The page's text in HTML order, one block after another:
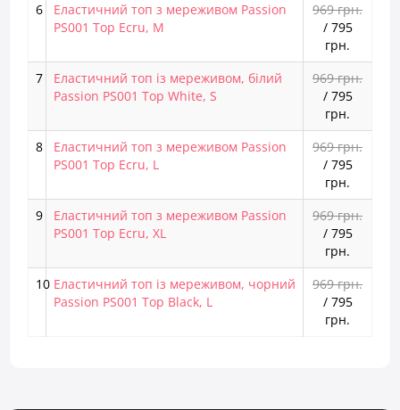
6
Еластичний топ з мереживом Passion
PS001 Top Ecru, M
969 грн.
/ 795
грн.
7
Еластичний топ із мереживом, білий
Passion PS001 Top White, S
969 грн.
/ 795
грн.
8
Еластичний топ з мереживом Passion
PS001 Top Ecru, L
969 грн.
/ 795
грн.
9
Еластичний топ з мереживом Passion
PS001 Top Ecru, XL
969 грн.
/ 795
грн.
10 Еластичний топ із мереживом, чорний
Passion PS001 Top Black, L
969 грн.
/ 795
грн.